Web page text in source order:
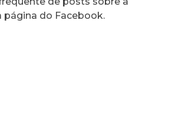
página do Facebook.